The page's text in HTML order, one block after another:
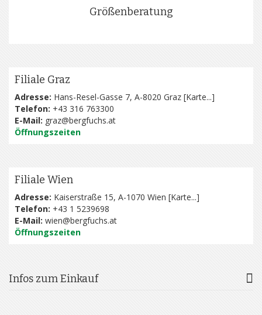
Größenberatung
Filiale Graz
Adresse: Hans-Resel-Gasse 7, A-8020 Graz [Karte...]
Telefon: +43 316 763300
E-Mail: graz@bergfuchs.at
Öffnungszeiten
Filiale Wien
Adresse: Kaiserstraße 15, A-1070 Wien [Karte...]
Telefon: +43 1 5239698
E-Mail: wien@bergfuchs.at
Öffnungszeiten
Infos zum Einkauf